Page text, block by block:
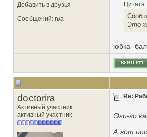
Добавить в друзья
Сообщений: n/a
Цитата:
Это ж
юбка-
doctorira
Активный участник
активный участник
Re:
Ого-го
А вот